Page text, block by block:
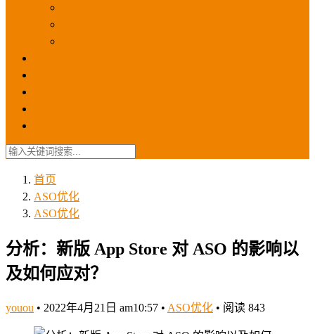
首页
ASO优化
ASO优化
分析：新版 App Store 对 ASO 的影响以
及如何应对？
youou • 2022年4月21日 am10:57 • ASO优化 • 阅读 843